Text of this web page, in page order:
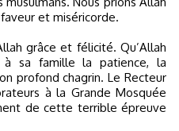
et miséricorde.
grâce et félicité. Qu’Allah
sa famille la patience, la
profond chagrin. Le Recteur
à la Grande Mosquée
de cette terrible épreuve